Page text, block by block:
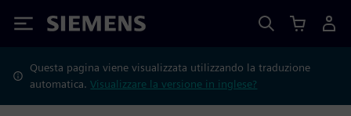
Siemens
Questa pagina viene visualizzata utilizzando la traduzione
automatica.Visualizzare la versione in inglese?